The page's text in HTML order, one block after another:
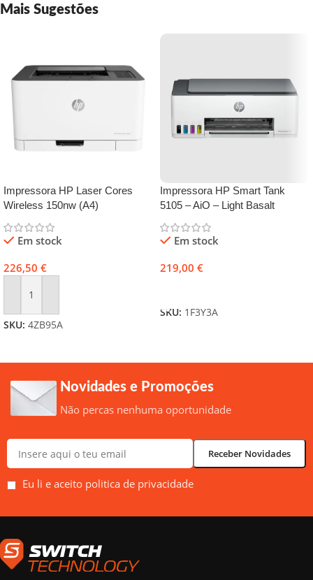
Mais Sugestões
Impressora HP Laser Cores
Wireless 150nw (A4)
Em stock
226,50 €
Adicionar
SKU: 4ZB95A
Impressora HP Smart Tank
5105 – AiO – Light Basalt
Em stock
219,00 €
SKU: 1F3Y3A
Novidades e Promoções
Não percas nenhuma oportunidade
Eu li e aceito politica de privacidade